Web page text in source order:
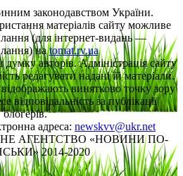
законодавством України.
матеріалів сайту можливе
(для інтернет-видань —
наtomat.rv.ua
авторів. Адміністрація сайту
редагувати надані їй матеріали.
винятково точку зору
відповідальність за публікації
блогерів.
адреса: newskvv@ukr.net
АГЕНТСТВО «НОВИНИ ПО-
2014-2020